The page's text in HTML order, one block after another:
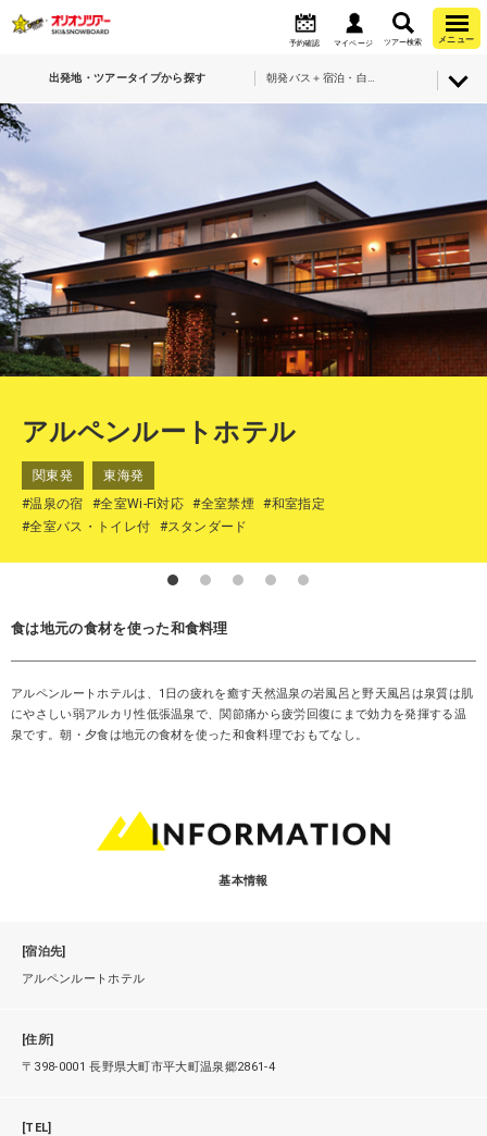
予約確認 マイページ ツアー検索 メニュー
出発地・ツアータイプから探す
アルペンルートホテル
関東発
東海発
#温泉の宿
#全室Wi-Fi対応 #全室禁煙
#和室指定
#全室バス・トイレ付
#スタンダード
食は地元の食材を使った和食料理
アルペンルートホテルは、1日の疲れを癒す天然温泉の岩風呂と野天風呂は泉質は肌
にやさしい弱アルカリ性低張温泉で、関節痛から疲労回復にまで効力を発揮する温
泉です。朝・夕食は地元の食材を使った和食料理でおもてなし。
基本情報
[宿泊先]
アルペンルートホテル
[住所]
〒398-0001 長野県大町市平大町温泉郷2861-4
[TEL]